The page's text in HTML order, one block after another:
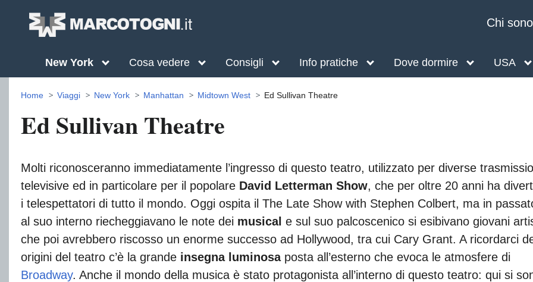
Chi
New York Cosa vedere Consigli Info pratiche Dove dormire USA
Home Viaggi New York Manhattan Midtown West Ed Sullivan Theatre
Ed Sullivan Theatre
Molti riconosceranno immediatamente l’ingresso di questo teatro, utilizzato per diverse
televisive ed in particolare per il popolare David Letterman Show, che per oltre 20 anni ha
i telespettatori di tutto il mondo. Oggi ospita il The Late Show with Stephen Colbert, ma in
al suo interno riecheggiavano le note dei musical e sul suo palcoscenico si esibivano giovani
che poi avrebbero riscosso un enorme successo ad Hollywood, tra cui Cary Grant. A ricordarci
origini del teatro c’è la grande insegna luminosaposta all’esterno che evoca le atmosfere di
Broadway. Anche il mondo della musica è stato protagonista all’interno di questo teatro: qui si